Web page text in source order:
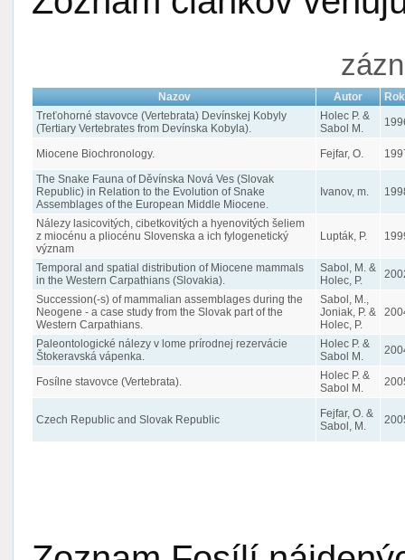
Nazov Autor
Rok
Treťohorné stavovce (Vertebrata) Devínskej Kobyly
(Tertiary Vertebrates from Devínska Kobyla).
Holec P. &
Sabol M.
Miocene Biochronology. Fejfar, O.
The Snake Fauna of Děvínska Nová Ves (Slovak
Republic) in Relation to the Evolution of Snake
Assemblages of the European Middle Miocene.
Ivanov, m.
Nálezy lasicovitých, cibetkovitých a hyenovitých šeliem
z miocénu a pliocénu Slovenska a ich fylogenetický
význam
Lupták, P.
Temporal and spatial distribution of Miocene mammals
in the Western Carpathians (Slovakia).
Sabol, M. &
Holec, P.
Succession(-s) of mammalian assemblages during the
Neogene - a case study from the Slovak part of the
Western Carpathians.
Sabol, M.,
Joniak, P. &
Holec, P.
Paleontologické nálezy v lome prírodnej rezervácie
Štokeravská vápenka.
Holec P. &
Sabol M.
Fosílne stavovce (Vertebrata).
Holec P. &
Sabol M.
Czech Republic and Slovak Republic
Fejfar, O. &
Sabol, M.